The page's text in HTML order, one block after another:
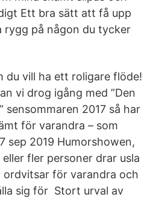
Ett bra sätt att få upp
rygg på någon du tycker
du vill ha ett roligare flöde!
vi drog igång med ”Den
sensommaren 2017 så har
för varandra – som
sep 2019 Humorshowen,
fler personer drar usla
för varandra och
sig för Stort urval av